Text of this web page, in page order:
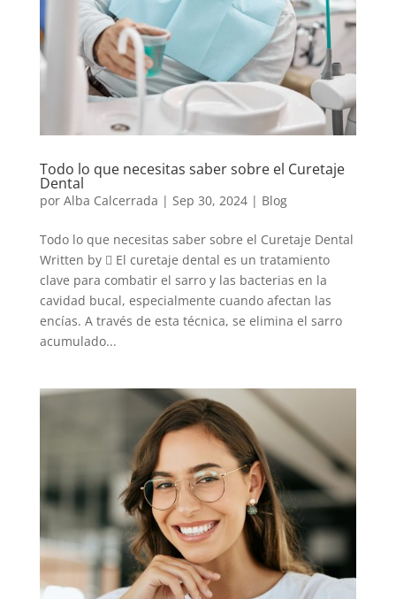
Todo lo que necesitas saber sobre el Curetaje
Dental
por Alba Calcerrada | Sep 30, 2024| Blog
Todo lo que necesitas saber sobre el Curetaje Dental
Written by  El curetaje dental es un tratamiento
clave para combatir el sarro y las bacterias en la
cavidad bucal, especialmente cuando afectan las
encías. A través de esta técnica, se elimina el sarro
acumulado...